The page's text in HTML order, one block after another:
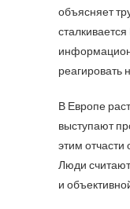
объясняет
реагировать
В Европе
выступают
этим
Люди
и